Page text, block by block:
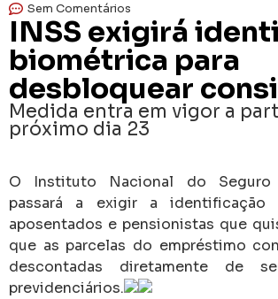
Sem Comentários
INSS exigirá
biométrica para
desbloquear
Medida entra em vigor a
próximo dia 23
O Instituto Nacional do Seguro
passará a exigir a identificação
aposentados e pensionistas que
que as parcelas do empréstimo
descontadas diretamente de
previdenciários.